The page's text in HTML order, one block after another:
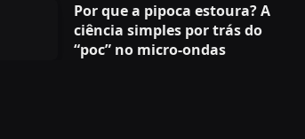
Por que a pipoca estoura? A
ciência simples por trás do
“poc” no micro-ondas